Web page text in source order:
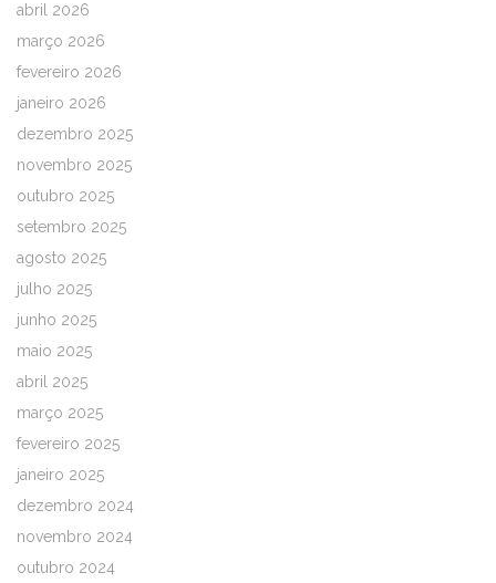
abril 2026
março 2026
fevereiro 2026
janeiro 2026
dezembro 2025
novembro 2025
outubro 2025
setembro 2025
agosto 2025
julho 2025
junho 2025
maio 2025
abril 2025
março 2025
fevereiro 2025
janeiro 2025
dezembro 2024
novembro 2024
outubro 2024